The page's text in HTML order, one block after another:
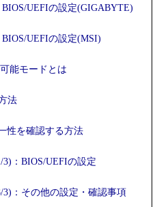
UEFIの設定(GIGABYTE)
UEFIの設定(MSI)
能モードとは
法
性を確認する方法
：BIOS/UEFIの設定
：その他の設定・確認事項